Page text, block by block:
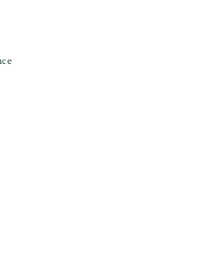
ありがとうございまし
う言い伝えがあるケサラン
す。メッセージでは色々記